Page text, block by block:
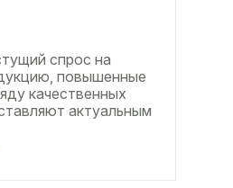
спрос на
повышенные
качественных
актуальным
клееной...